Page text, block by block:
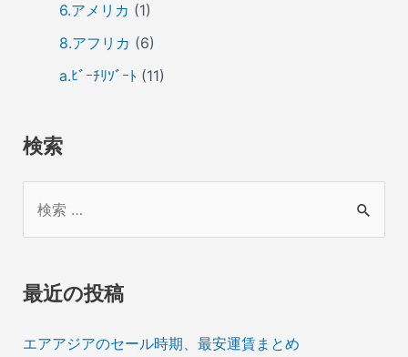
6.アメリカ (1)
8.アフリカ (6)
a.ﾋﾞｰﾁﾘｿﾞｰﾄ (11)
検索
象
最近の投稿
エアアジアのセール時期、最安運賃まとめ